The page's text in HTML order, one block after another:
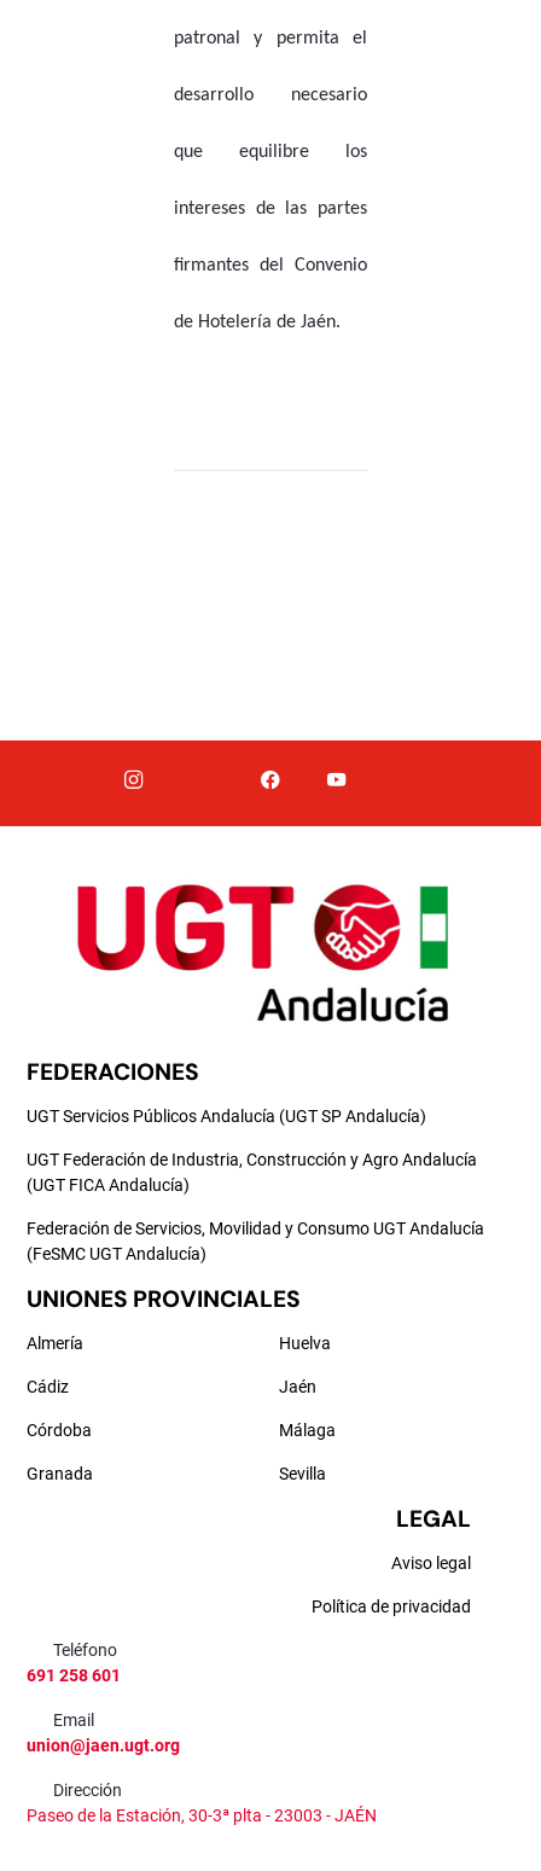
patronal y permita el
desarrollo necesario
que equilibre los
intereses de las partes
firmantes del Convenio
de Hotelería de Jaén.
FEDERACIONES
UGT Servicios Públicos Andalucía (UGT SP Andalucía)
UGT Federación de Industria, Construcción y Agro Andalucía
(UGT FICA Andalucía)
Federación de Servicios, Movilidad y Consumo UGT Andalucía
(FeSMC UGT Andalucía)
UNIONES PROVINCIALES
Almería
Cádiz
Córdoba
Granada
Huelva
Jaén
Málaga
Sevilla
LEGAL
Aviso legal
Política de privacidad
Teléfono
691 258 601
Email
union@jaen.ugt.org
Dirección
Paseo de la Estación, 30-3ª plta - 23003 - JAÉN